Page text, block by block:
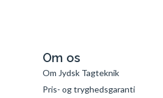
Om os
Om Jydsk Tagteknik
Pris- og tryghedsgaranti